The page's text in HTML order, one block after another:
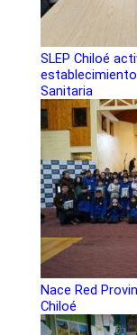
SLEP Chiloé
Sanitaria
Nace Red
Chiloé